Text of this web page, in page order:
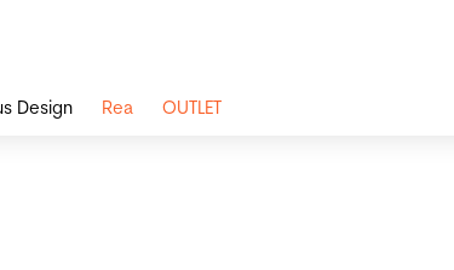
Design Rea OUTLET